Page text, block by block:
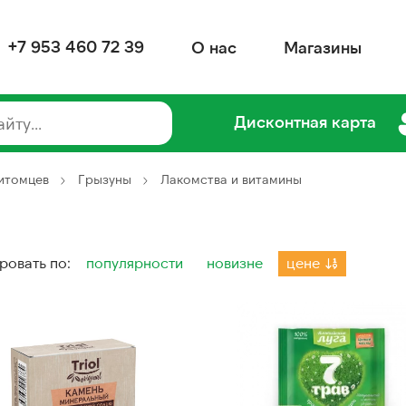
+7 953 460 72 39 О нас Магазины
Дисконтная карта
Грызуны Лакомства и витамины
по: популярности новизне цене